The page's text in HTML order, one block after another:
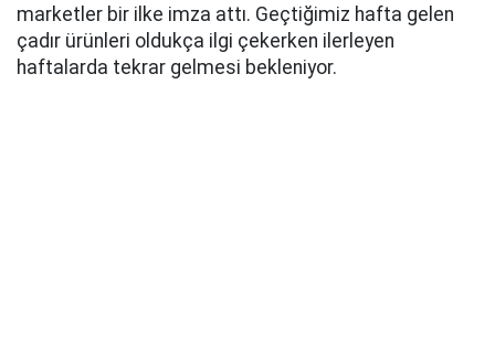
marketler bir ilke imza attı. Geçtiğimiz hafta gelen
çadır ürünleri oldukça ilgi çekerken ilerleyen
haftalarda tekrar gelmesi bekleniyor.